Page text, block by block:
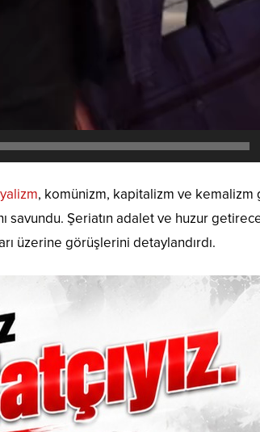
, komünizm, kapitalizm ve kemalizm
Şeriatın adalet ve huzur
üzerine görüşlerini detaylandırdı.